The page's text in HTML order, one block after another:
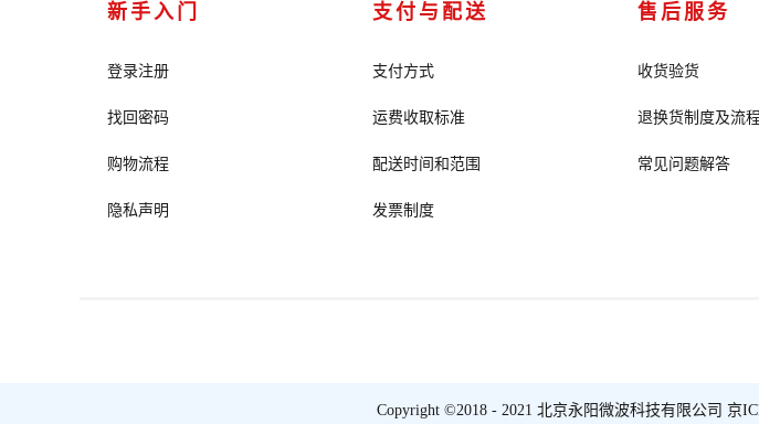
新手入门
登录注册
找回密码
购物流程
隐私声明
支付与配送
支付方式
运费收取标准
配送时间和范围
发票制度
售后服务
收货验货
退换货制度及流
常见问题解答
Copyright ©2018 - 2021 北京永阳微波科技有限公司 京